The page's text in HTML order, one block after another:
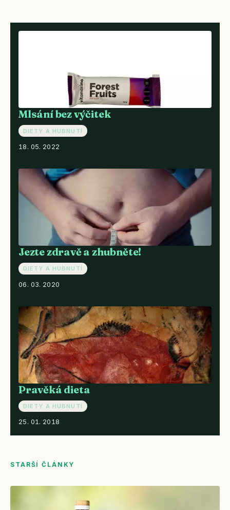
Mlsání bez výčitek
DIETY A HUBNUTÍ
18. 05. 2022
Jezte zdravě a zhubněte!
DIETY A HUBNUTÍ
06. 03. 2020
Pravěká dieta
DIETY A HUBNUTÍ
25. 01. 2018
STARŠÍ ČLÁNKY